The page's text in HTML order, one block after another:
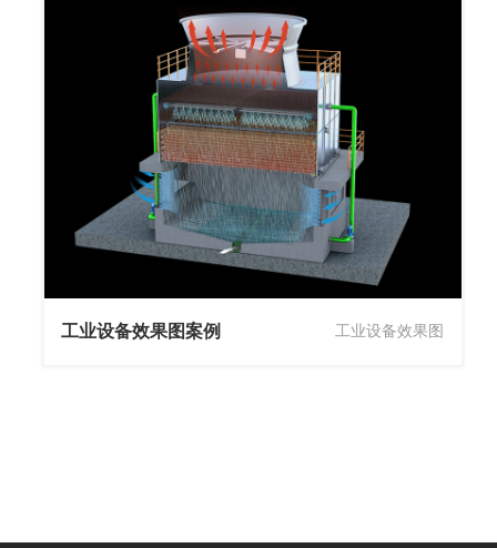
工业设备效果图案例 工业设备效果图